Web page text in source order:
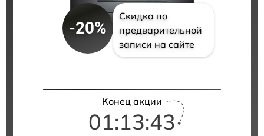
-20%
Скидка по
предварительной
записи на сайте
Конец акции
01:13:42